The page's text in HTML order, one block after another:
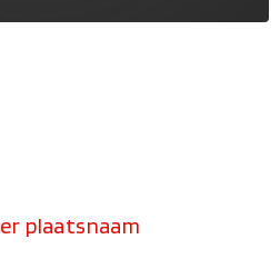
plaatsnaam